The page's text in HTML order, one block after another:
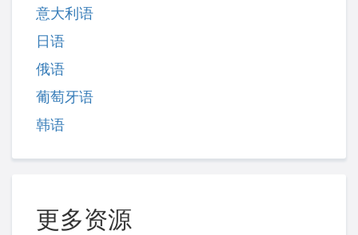
意大利语
日语
俄语
葡萄牙语
韩语
更多资源